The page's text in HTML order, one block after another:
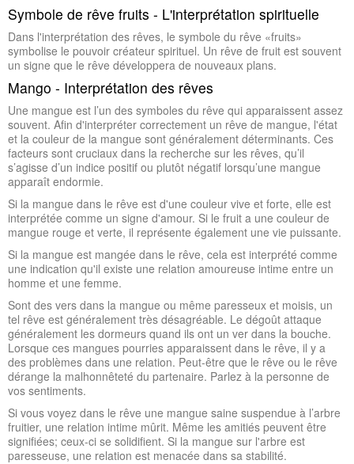
Symbole de rêve fruits - L'interprétation spirituelle
Dans l'interprétation des rêves, le symbole du rêve «fruits»
symbolise le pouvoir créateur spirituel. Un rêve de fruit est souvent
un signe que le rêve développera de nouveaux plans.
Mango - Interprétation des rêves
Une mangue est l’un des symboles du rêve qui apparaissent assez
souvent. Afin d'interpréter correctement un rêve de mangue, l'état
et la couleur de la mangue sont généralement déterminants. Ces
facteurs sont cruciaux dans la recherche sur les rêves, qu’il
s’agisse d’un indice positif ou plutôt négatif lorsqu’une mangue
apparaît endormie.
Si la mangue dans le rêve est d'une couleur vive et forte, elle est
interprétée comme un signe d'amour. Si le fruit a une couleur de
mangue rouge et verte, il représente également une vie puissante.
Si la mangue est mangée dans le rêve, cela est interprété comme
une indication qu'il existe une relation amoureuse intime entre un
homme et une femme.
Sont des vers dans la mangue ou même paresseux et moisis, un
tel rêve est généralement très désagréable. Le dégoût attaque
généralement les dormeurs quand ils ont un ver dans la bouche.
Lorsque ces mangues pourries apparaissent dans le rêve, il y a
des problèmes dans une relation. Peut-être que le rêve ou le rêve
dérange la malhonnêteté du partenaire. Parlez à la personne de
vos sentiments.
Si vous voyez dans le rêve une mangue saine suspendue à l’arbre
fruitier, une relation intime mûrit. Même les amitiés peuvent être
signifiées; ceux-ci se solidifient. Si la mangue sur l'arbre est
paresseuse, une relation est menacée dans sa stabilité.